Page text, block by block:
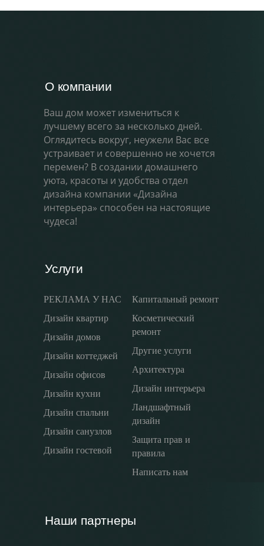
О компании
Ваш дом может измениться к
лучшему всего за несколько дней.
Оглядитесь вокруг, неужели Вас все
устраивает и совершенно не хочется
перемен? В создании домашнего
уюта, красоты и удобства отдел
дизайна компании «Дизайна
интерьера» способен на настоящие
чудеса!
Услуги
РЕКЛАМА У НАС
Дизайн квартир
Дизайн домов
Дизайн коттеджей
Дизайн офисов
Дизайн кухни
Дизайн спальни
Дизайн санузлов
Дизайн гостевой
Капитальный ремонт
Косметический
ремонт
Другие услуги
Архитектура
Дизайн интерьера
Ландшафтный
дизайн
Защита прав и
правила
Написать нам
Наши партнеры